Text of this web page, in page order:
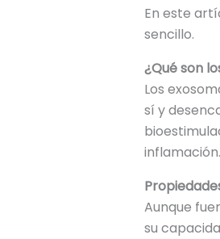
En este
sencillo.
¿Qué son
Los
sí y
inflamación.
Aunque
su